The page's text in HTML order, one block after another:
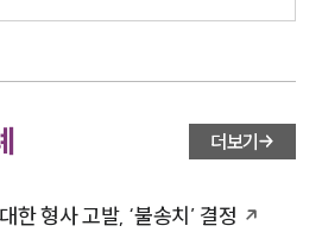
더보기
한 형사 고발, ‘불송치’ 결정